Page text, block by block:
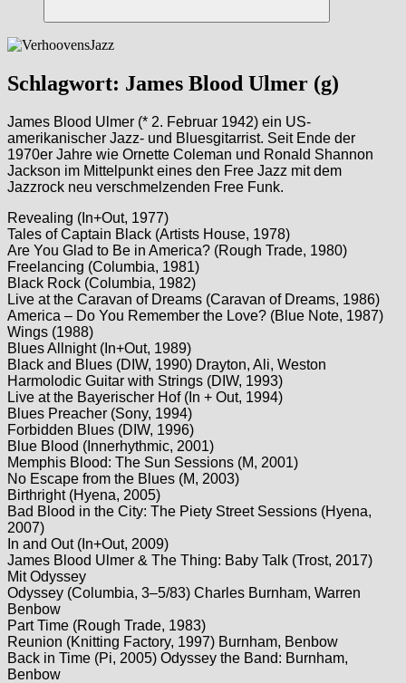
Suchen
Schlagwort: James Blood Ulmer (g)
James Blood Ulmer (* 2. Februar 1942) ein US-
amerikanischer Jazz- und Bluesgitarrist. Seit Ende der
1970er Jahre wie Ornette Coleman und Ronald Shannon
Jackson im Mittelpunkt eines den Free Jazz mit dem
Jazzrock neu verschmelzenden Free Funk.
Revealing (In+Out, 1977)
Tales of Captain Black (Artists House, 1978)
Are You Glad to Be in America? (Rough Trade, 1980)
Freelancing (Columbia, 1981)
Black Rock (Columbia, 1982)
Live at the Caravan of Dreams (Caravan of Dreams, 1986)
America – Do You Remember the Love? (Blue Note, 1987)
Wings (1988)
Blues Allnight (In+Out, 1989)
Black and Blues (DIW, 1990) Drayton, Ali, Weston
Harmolodic Guitar with Strings (DIW, 1993)
Live at the Bayerischer Hof (In + Out, 1994)
Blues Preacher (Sony, 1994)
Forbidden Blues (DIW, 1996)
Blue Blood (Innerhythmic, 2001)
Memphis Blood: The Sun Sessions (M, 2001)
No Escape from the Blues (M, 2003)
Birthright (Hyena, 2005)
Bad Blood in the City: The Piety Street Sessions (Hyena,
2007)
In and Out (In+Out, 2009)
James Blood Ulmer & The Thing: Baby Talk (Trost, 2017)
Mit Odyssey
Odyssey (Columbia, 3–5/83) Charles Burnham, Warren
Benbow
Part Time (Rough Trade, 1983)
Reunion (Knitting Factory, 1997) Burnham, Benbow
Back in Time (Pi, 2005) Odyssey the Band: Burnham,
Benbow